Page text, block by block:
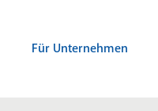
Für Unternehmen